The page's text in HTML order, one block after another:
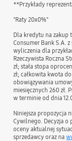
**Przykłady
"Raty 20x0%"
Dla kredytu na zakup
Consumer Bank S.A.
wyliczenia dla
Rzeczywista Roczna
zł; stała stopa
zł; całkowita kwota
obowiązywania
miesięcznych 260 zł.
w terminie od dnia
Niniejsza propozycja
Cywilnego. Decyzja
oceny aktualnej
sprzedawcy oraz na